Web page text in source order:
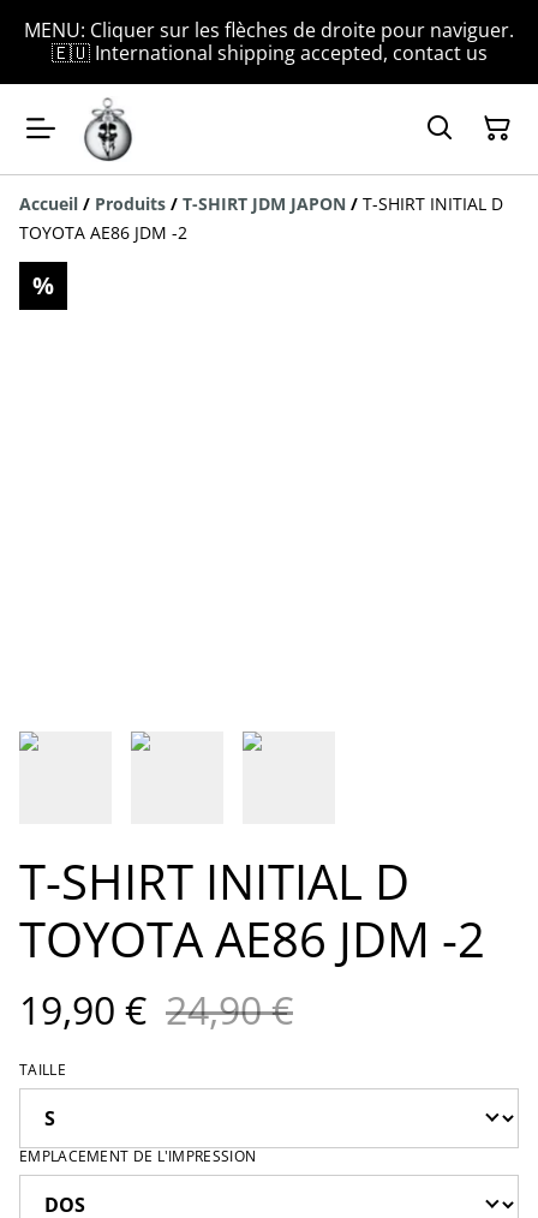
MENU: Cliquer sur les flèches de droite pour naviguer.
🇪🇺 International shipping accepted, contact us
Accueil / Produits / T-SHIRT JDM JAPON / T-SHIRT INITIAL D
TOYOTA AE86 JDM -2
%
T-SHIRT INITIAL D
TOYOTA AE86 JDM -2
19,90 € 24,90 €
TAILLE
EMPLACEMENT DE L'IMPRESSION